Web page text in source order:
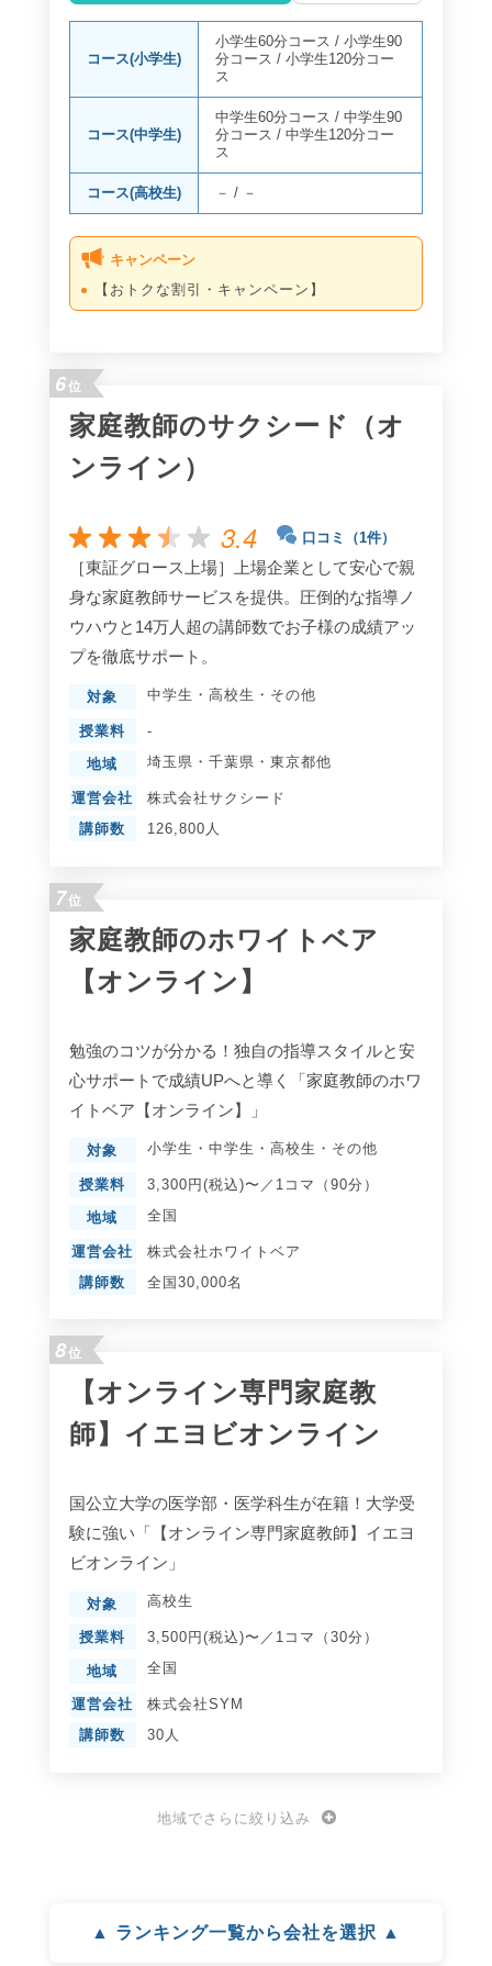
コース(小学生)
小学生60分コース /小学生90
分コース /小学生120分コー
ス
コース(中学生)
中学生60分コース /中学生90
分コース /中学生120分コー
ス
コース(高校生) － /－
キャンペーン
【おトクな割引・キャンペーン】
6位
家庭教師のサクシード（オ
ンライン）
3.4 口コミ（1件）
［東証グロース上場］上場企業として安心で親
身な家庭教師サービスを提供。圧倒的な指導ノ
ウハウと14万人超の講師数でお子様の成績アッ
プを徹底サポート。
対象 中学生 ・ 高校生 ・ その他
授業料 -
地域 埼玉県 ・ 千葉県 ・ 東京都他
運営会社
株式会社サクシード
講師数
126,800人
7位
家庭教師のホワイトベア
【オンライン】
勉強のコツが分かる！独自の指導スタイルと安
心サポートで成績UPへと導く「家庭教師のホワ
イトベア【オンライン】」
対象 小学生 ・ 中学生 ・ 高校生 ・ その他
授業料 3,300円(税込)〜／1コマ（90分）
地域 全国
運営会社
株式会社ホワイトベア
講師数
全国30,000名
8位
【オンライン専門家庭教
師】イエヨビオンライン
国公立大学の医学部・医学科生が在籍！大学受
験に強い「【オンライン専門家庭教師】イエヨ
ビオンライン」
対象 高校生
授業料 3,500円(税込)〜／1コマ（30分）
地域 全国
運営会社
株式会社SYM
講師数
30人
地域でさらに絞り込み
▲ ランキング一覧から会社を選択 ▲